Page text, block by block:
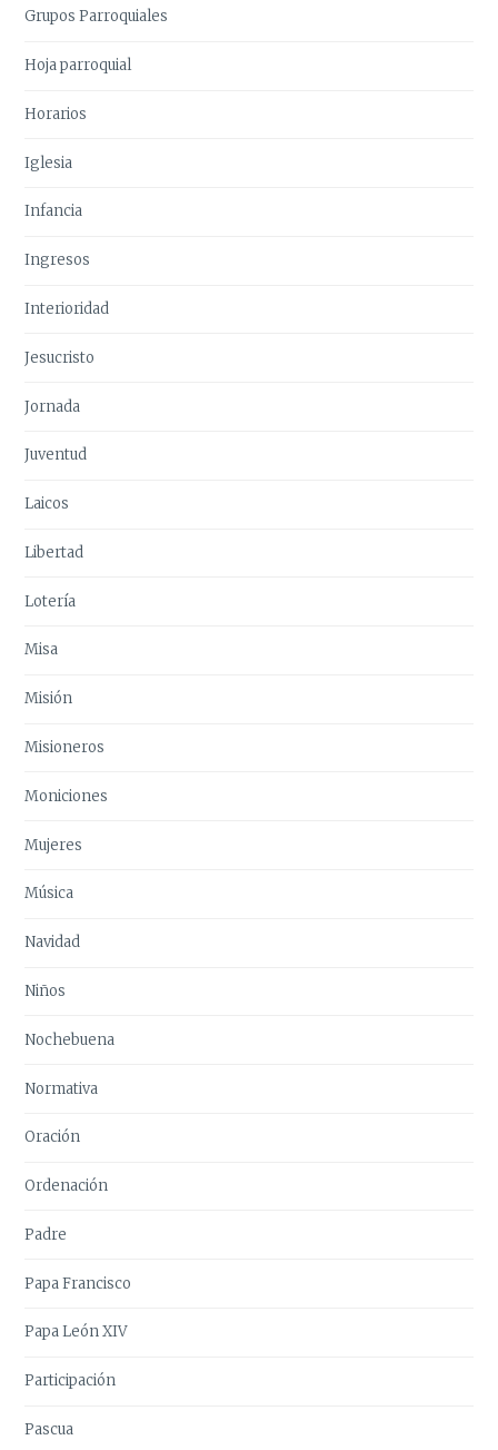
Grupos Parroquiales
Hoja parroquial
Horarios
Iglesia
Infancia
Ingresos
Interioridad
Jesucristo
Jornada
Juventud
Laicos
Libertad
Lotería
Misa
Misión
Misioneros
Moniciones
Mujeres
Música
Navidad
Niños
Nochebuena
Normativa
Oración
Ordenación
Padre
Papa Francisco
Papa León XIV
Participación
Pascua